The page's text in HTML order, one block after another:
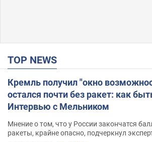
TOP NEWS
Кремль получил "окно
остался почти без ракет: как
Интервью с Мельником
Мнение о том, что у России закончатся
ракеты, крайне опасно, подчеркнул